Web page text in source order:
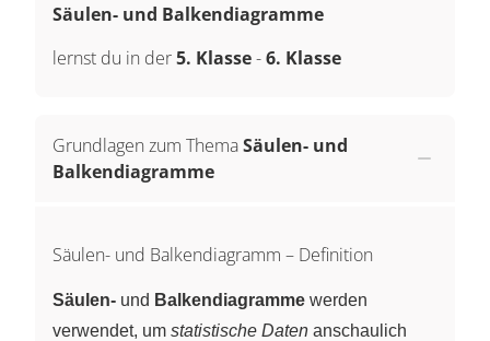
Säulen- und Balkendiagramme
lernst du in der5. Klasse-6. Klasse
Grundlagen zum ThemaSäulen- und
Balkendiagramme
Säulen- und Balkendiagramm – Definition
Säulen‑ und Balkendiagramme werden
verwendet, um statistische Daten anschaulich